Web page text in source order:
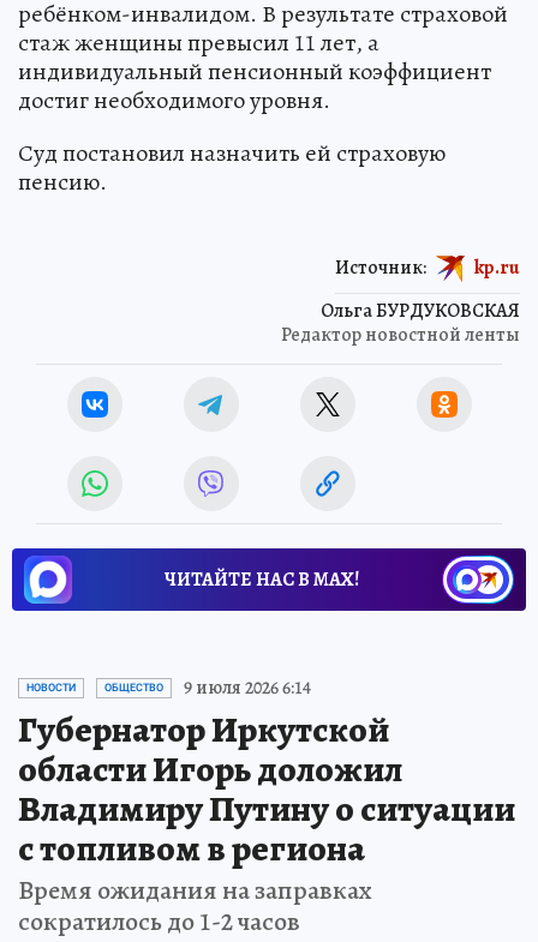
ребёнком-инвалидом. В результате страховой
стаж женщины превысил 11 лет, а
индивидуальный пенсионный коэффициент
достиг необходимого уровня.
Суд постановил назначить ей страховую
пенсию.
Ольга БУРДУКОВСКАЯ
Редактор новостной ленты
Источник: kp.ru
ЧИТАЙТЕ НАС В МАХ!
НОВОСТИ ОБЩЕСТВО 9 июля 2026 6:14
Губернатор Иркутской
области Игорь доложил
Владимиру Путину о ситуации
с топливом в региона
Время ожидания на заправках
сократилось до 1-2 часов